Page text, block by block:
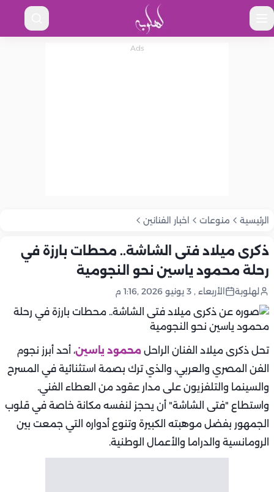
الرئيسية منوعات اخبار الفنانين
ذكرى ميلاد فتى الشاشة.. محطات بارزة في
رحلة محمود ياسين نحو النجومية
لهلوبة الأربعاء , 3 يونيو 2026 ,1:16 م
تحل ذكرى ميلاد الفنان الراحل محمود ياسين، أحد أبرز نجوم
الفن المصري والعربي، والذي ترك بصمة استثنائية في المسرح
والسينما والتلفزيون على مدار عقود من العطاء الفني.
واستطاع "فتى الشاشة" أن يحجز لنفسه مكانة خاصة في قلوب
الجمهور بفضل موهبته الكبيرة وتنوع أدواره التي جمعت بين
الرومانسية والدراما والأعمال الوطنية.